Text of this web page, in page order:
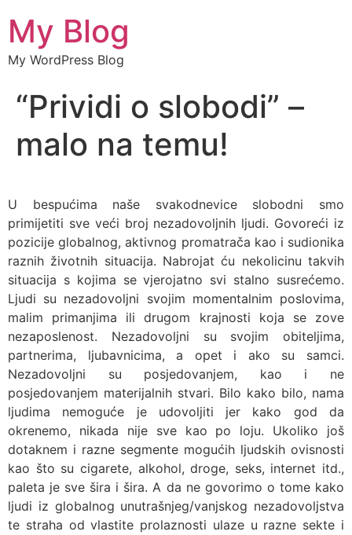
My Blog
My WordPress Blog
“Prividi o slobodi” –
malo na temu!
U bespućima naše svakodnevice slobodni smo
primijetiti sve veći broj nezadovoljnih ljudi. Govoreći iz
pozicije globalnog, aktivnog promatrača kao i sudionika
raznih životnih situacija. Nabrojat ću nekolicinu takvih
situacija s kojima se vjerojatno svi stalno susrećemo.
Ljudi su nezadovoljni svojim momentalnim poslovima,
malim primanjima ili drugom krajnosti koja se zove
nezaposlenost. Nezadovoljni su svojim obiteljima,
partnerima, ljubavnicima, a opet i ako su samci.
Nezadovoljni su posjedovanjem, kao i ne
posjedovanjem materijalnih stvari. Bilo kako bilo, nama
ljudima nemoguće je udovoljiti jer kako god da
okrenemo, nikada nije sve kao po loju. Ukoliko još
dotaknem i razne segmente mogućih ljudskih ovisnosti
kao što su cigarete, alkohol, droge, seks, internet itd.,
paleta je sve šira i šira. A da ne govorimo o tome kako
ljudi iz globalnog unutrašnjeg/vanjskog nezadovoljstva
te straha od vlastite prolaznosti ulaze u razne sekte i